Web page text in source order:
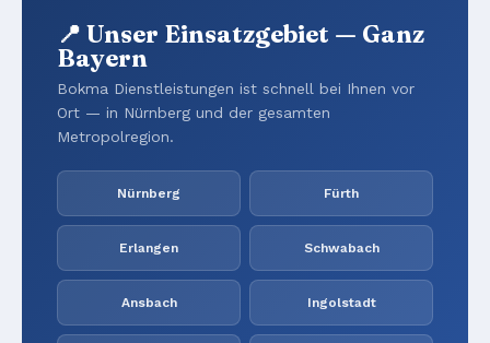
📍 Unser Einsatzgebiet — Ganz
Bayern
Bokma Dienstleistungen ist schnell bei Ihnen vor
Ort — in Nürnberg und der gesamten
Metropolregion.
Nürnberg Fürth
Erlangen Schwabach
Ansbach Ingolstadt